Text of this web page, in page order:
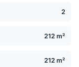
2
212 m²
212 m²